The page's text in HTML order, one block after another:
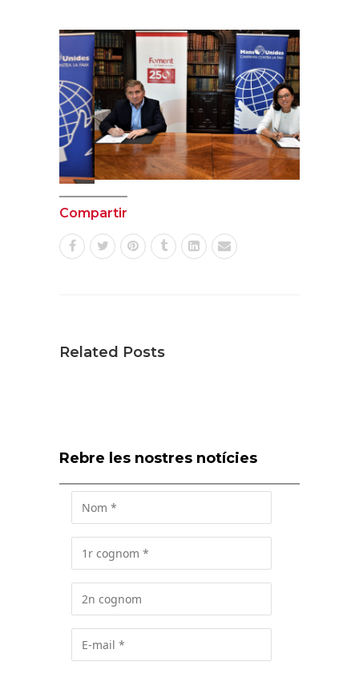
Compartir
Related Posts
Rebre les nostres notícies